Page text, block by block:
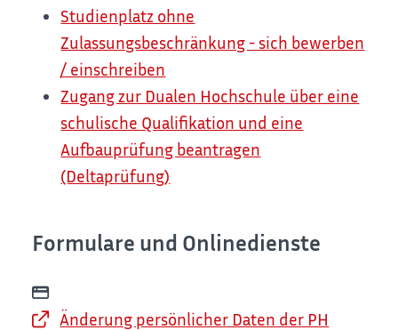
Studienplatz ohne
Zulassungsbeschränkung - sich bewerben
/ einschreiben
Zugang zur Dualen Hochschule über eine
schulische Qualifikation und eine
Aufbauprüfung beantragen
(Deltaprüfung)
Formulare und Onlinedienste
Änderung persönlicher Daten der PH